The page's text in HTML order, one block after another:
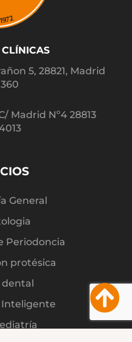
5, 28821, Madrid
Madrid Nº4 28813
General
Periodoncia
protésica
dental